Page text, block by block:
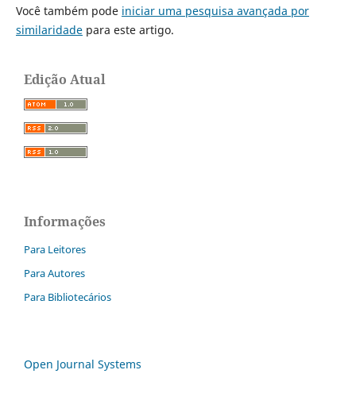
Você também pode iniciar uma pesquisa avançada por
similaridadepara este artigo.
Edição Atual
Informações
Para Leitores
Para Autores
Para Bibliotecários
Open Journal Systems